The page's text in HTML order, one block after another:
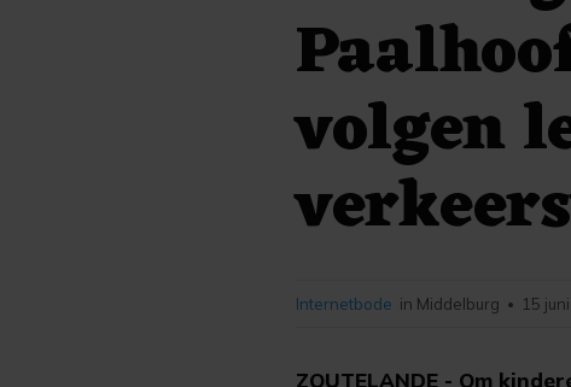
volgen
ZOUTELANDE - Om
Internetbode in Middelburg • 15